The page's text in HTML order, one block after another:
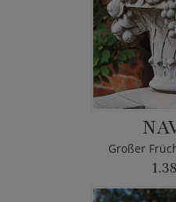
Großer